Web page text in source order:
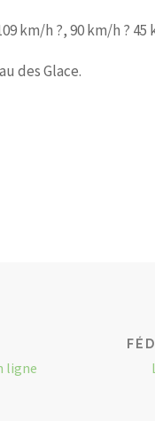
km/h ?, 90 km/h ? 45
des Glace.
ligne